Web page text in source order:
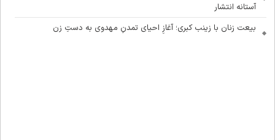
آستانه انتشار
بیعت زنان با زینب کبری؛ آغازِ احیای تمدنِ مهدوی به دستِ زن